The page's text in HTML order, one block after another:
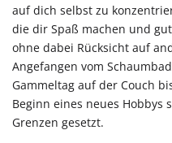
auf dich selbst zu
die dir Spaß machen und
ohne dabei Rücksicht auf
Angefangen vom
Gammeltag auf der Couch
Beginn eines neues Hobbys
Grenzen gesetzt.